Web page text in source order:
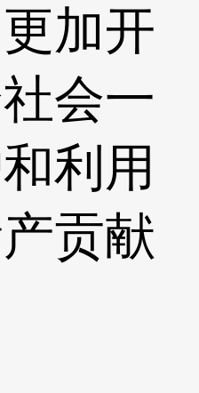
加开
会一
利用
贡献